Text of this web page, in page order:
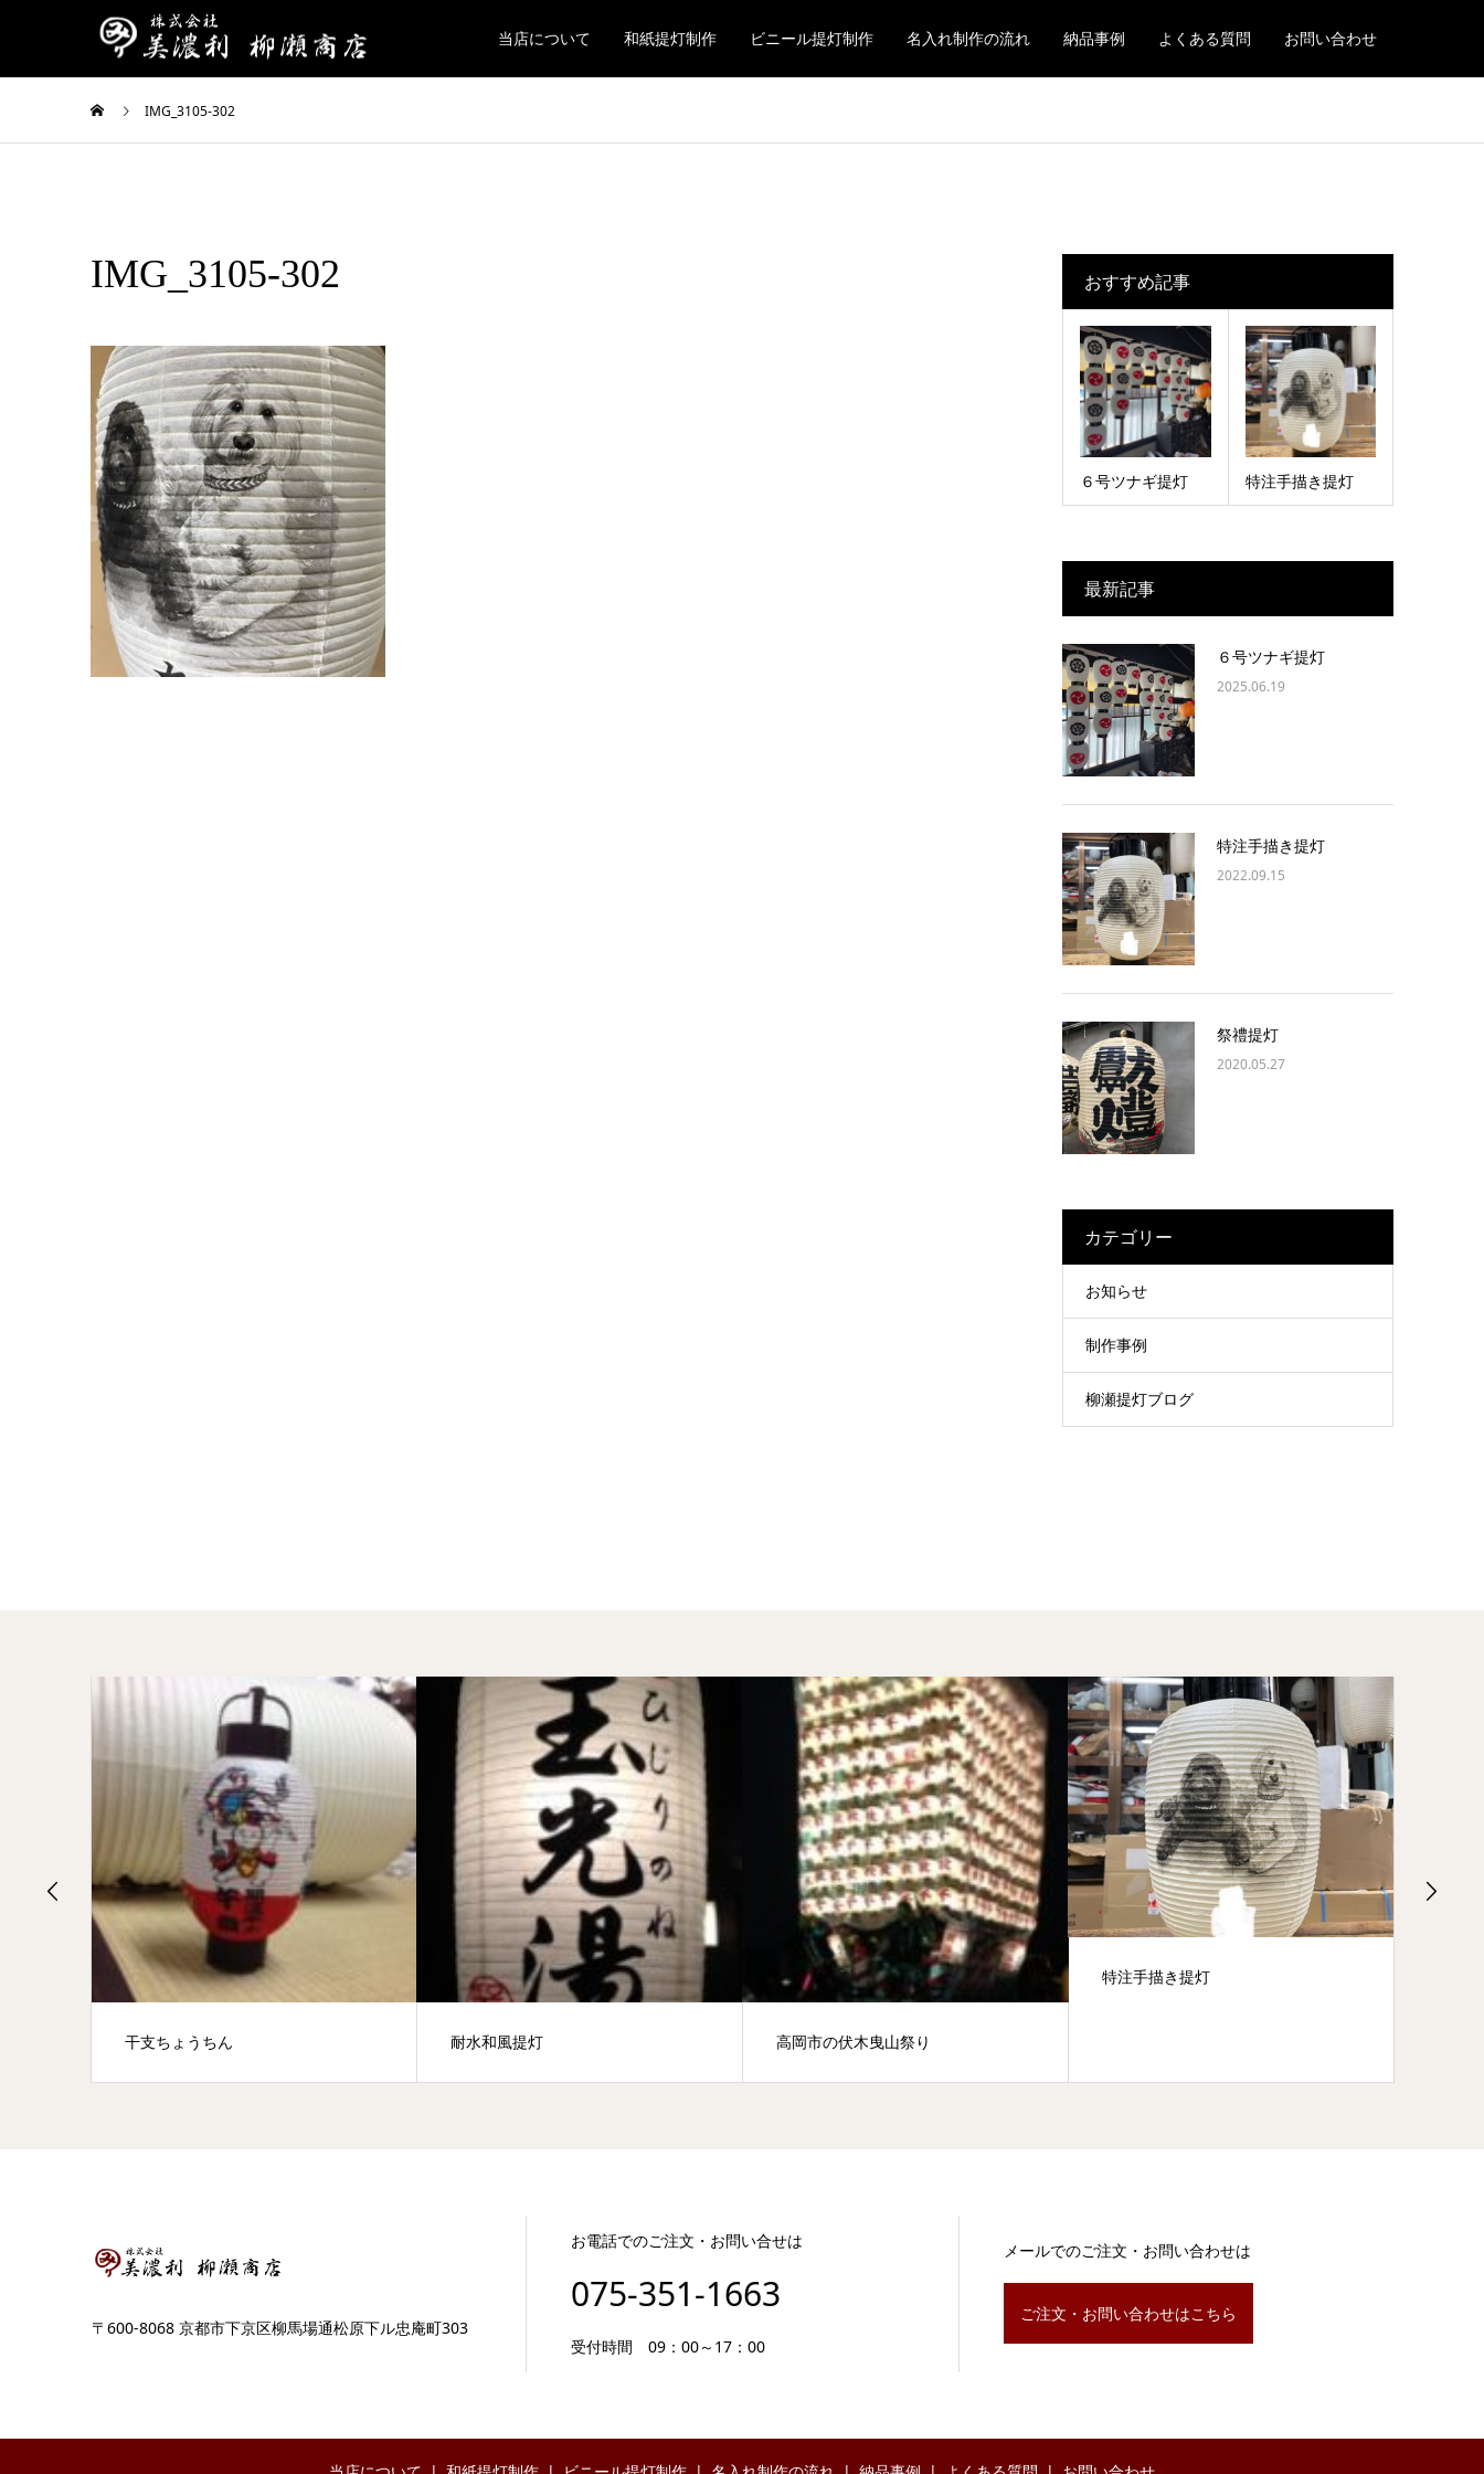
当店について 和紙提灯制作 ビニール提灯制作 名入れ制作の流れ 納品事例 よくある質問 お問い合わせ
IMG_3105-302
IMG_3105-302 おすすめ記事
６号ツナギ提灯 特注手描き提灯
最新記事
６号ツナギ提灯
2025.06.19
特注手描き提灯
2022.09.15
祭禮提灯
2020.05.27
カテゴリー
お知らせ
制作事例
柳瀬提灯ブログ
干支ちょうちん 耐水和風提灯 高岡市の伏木曳山祭り
特注手描き提灯
〒600-8068 京都市下京区柳馬場通松原下ル忠庵町303
お電話でのご注文・お問い合せは
075-351-1663
受付時間 09：00～17：00
メールでのご注文・お問い合わせは
ご注文・お問い合わせはこちら